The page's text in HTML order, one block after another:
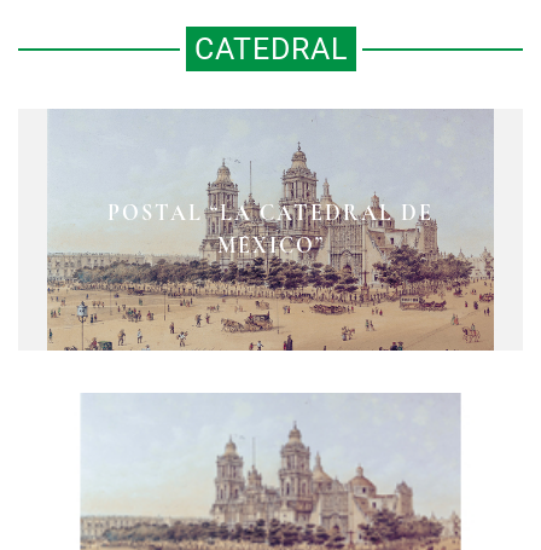
CATEDRAL
POSTAL “LA CATEDRAL DE
MÉXICO”
SORPRENDENTE FOTOGRAFÍA DE
1884: UN INSTANTE DE HISTORIA
EN LA CATEDRAL DE LA CIUDAD
DE MÉXICO